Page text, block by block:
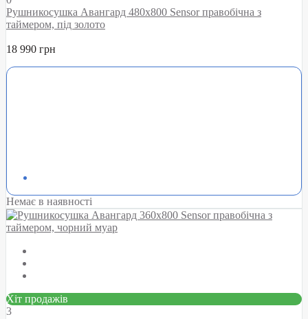
Рушникосушка Авангард 480х800 Sensor правобічна з
таймером, під золото
18 990 грн
Немає в наявності
Хіт продажів
3